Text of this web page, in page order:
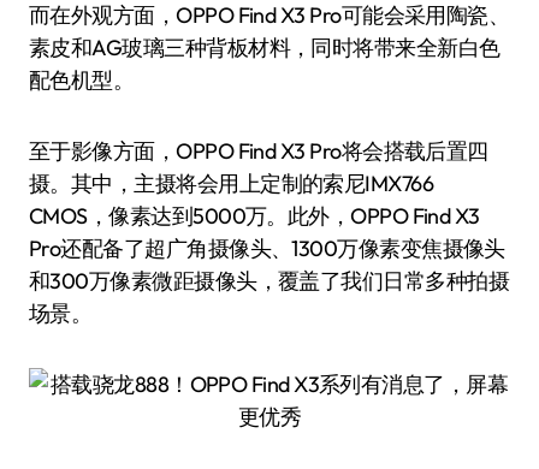
而在外观方面，OPPO Find X3 Pro可能会采用陶瓷、
素皮和AG玻璃三种背板材料，同时将带来全新白色
配色机型。
至于影像方面，OPPO Find X3 Pro将会搭载后置四
摄。其中，主摄将会用上定制的索尼IMX766
CMOS，像素达到5000万。此外，OPPO Find X3
Pro还配备了超广角摄像头、1300万像素变焦摄像头
和300万像素微距摄像头，覆盖了我们日常多种拍摄
场景。